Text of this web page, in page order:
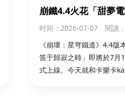
崩鐵4.4火花「甜夢
限時1350夢華！ka-
时间 ：2026-07-07
閱讀
《崩壞：星穹鐵道》4.4版
笛于歸寂之時」即將於7月
式上線。今天就和卡樂卡